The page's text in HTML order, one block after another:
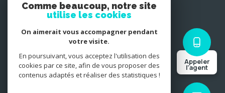
Appeler
l'agent
cookies
Comme beaucoup, notre site
utilise les cookies
On aimerait vous accompagner pendant
votre visite.
En poursuivant, vous acceptez l'utilisation des
cookies par ce site, afin de vous proposer des
contenus adaptés et réaliser des statistiques !